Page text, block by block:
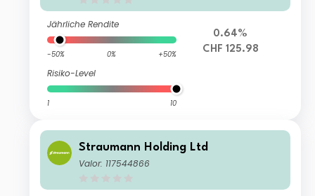
Jährliche Rendite
-50% 0% +50%
Risiko-Level
1 10
0.64%
CHF 125.98
Straumann Holding Ltd
Valor: 117544866